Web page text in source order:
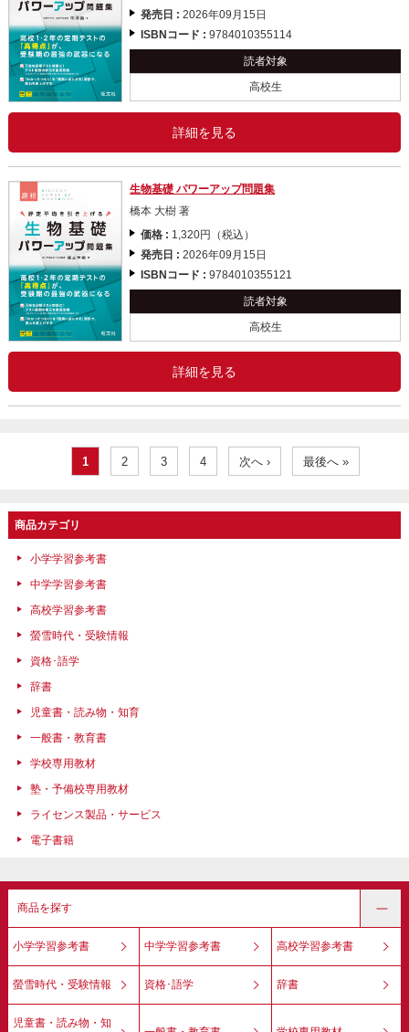
発売日 :2026年09月15日
ISBNコード :9784010355114
読者対象
高校生
詳細を見る
生物基礎 パワーアップ問題集
橋本 大樹 著
価格 : 1,320円（税込）
発売日 :2026年09月15日
ISBNコード :9784010355121
読者対象
高校生
詳細を見る
1 2 3 4 次へ › 最後へ »
商品カテゴリ
小学学習参考書
中学学習参考書
高校学習参考書
螢雪時代・受験情報
資格･語学
辞書
児童書・読み物・知育
一般書・教育書
学校専用教材
塾・予備校専用教材
ライセンス製品・サービス
電子書籍
商品を探す
小学学習参考書 中学学習参考書 高校学習参考書
螢雪時代・受験情報 資格･語学 辞書
児童書・読み物・知